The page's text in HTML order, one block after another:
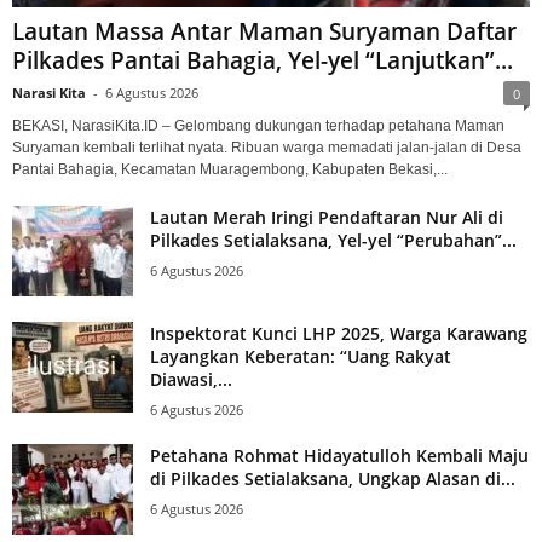
Lautan Massa Antar Maman Suryaman Daftar
Pilkades Pantai Bahagia, Yel-yel “Lanjutkan”...
Narasi Kita - 6 Agustus 2026 0
BEKASI, NarasiKita.ID – Gelombang dukungan terhadap petahana Maman
Suryaman kembali terlihat nyata. Ribuan warga memadati jalan-jalan di Desa
Pantai Bahagia, Kecamatan Muaragembong, Kabupaten Bekasi,...
Lautan Merah Iringi Pendaftaran Nur Ali di
Pilkades Setialaksana, Yel-yel “Perubahan”...
6 Agustus 2026
Inspektorat Kunci LHP 2025, Warga Karawang
Layangkan Keberatan: “Uang Rakyat
Diawasi,...
6 Agustus 2026
Petahana Rohmat Hidayatulloh Kembali Maju
di Pilkades Setialaksana, Ungkap Alasan di...
6 Agustus 2026